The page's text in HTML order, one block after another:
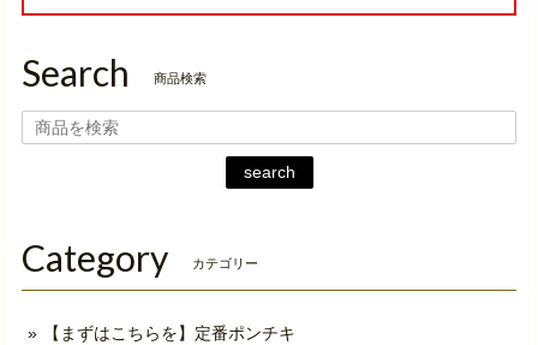
Search 商品検索
search
Category カテゴリー
【まずはこちらを】定番ポンチキ